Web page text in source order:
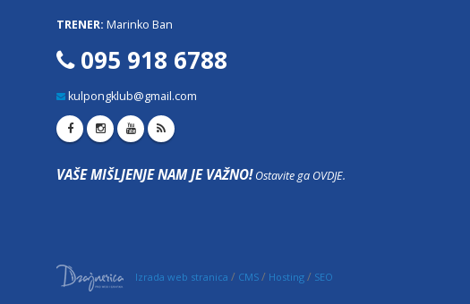
TRENER: Marinko Ban
095 918 6788
kulpongklub@gmail.com
VAŠE MIŠLJENJE NAM JE VAŽNO!Ostavite ga OVDJE.
Izrada web stranica / CMS / Hosting / SEO